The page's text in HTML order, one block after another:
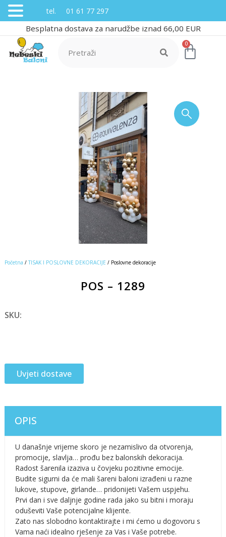
Besplatna dostava za narudžbe iznad 66,00 EUR
0
Početna / TISAK I POSLOVNE DEKORACIJE / Poslovne dekoracije
POS – 1289
SKU:
Uvjeti dostave
OPIS
U današnje vrijeme skoro je nezamislivo da otvorenja,
promocije, slavlja… prođu bez balonskih dekoracija.
Radost šarenila izaziva u čovjeku pozitivne emocije.
Budite sigurni da će mali šareni baloni izrađeni u razne
lukove, stupove, girlande… pridonijeti Vašem uspjehu.
Prvi dan i sve daljnje godine rada jako su bitni i moraju
oduševiti Vaše potencijalne klijente.
Zato nas slobodno kontaktirajte i mi ćemo u dogovoru s
Vama naći idealno rješenje za Vas i Vaše potrebe.
tel. 01 61 77 297